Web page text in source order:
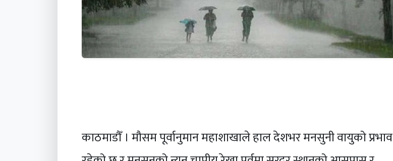
काठमाडौँ । मौसम पूर्वानुमान महाशाखाले हाल देशभर मनसुनी वायुको प्रभाव